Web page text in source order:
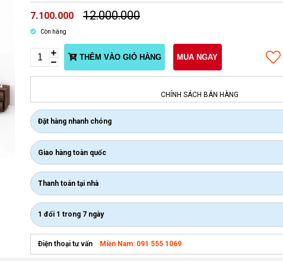
7.100.000 12.000.000
Còn hàng
THÊM VÀO GIỎ HÀNG MUA NGAY
CHÍNH SÁCH BÁN HÀNG
Đặt hàng nhanh chóng
Giao hàng toàn quốc
Thanh toán tại nhà
1 đổi 1 trong 7 ngày
Điện thoại tư vấn Miền Nam: 091 555 1069